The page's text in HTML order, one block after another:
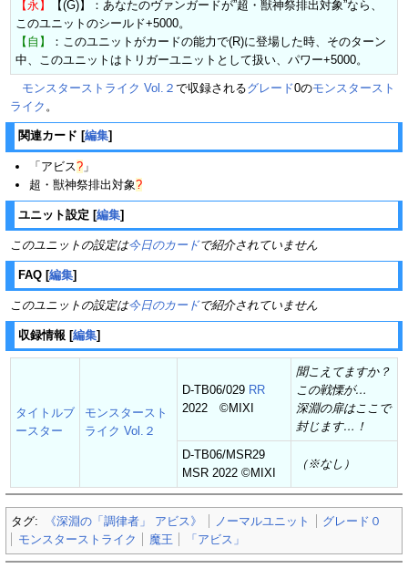
【永】
【(G)】：あなたのヴァンガードが”超・獣神祭排出対象”なら、
このユニットのシールド+5000。
【自】
：このユニットがカードの能力で(R)に登場した時、そのターン
中、このユニットはトリガーユニットとして扱い、パワー+5000。
モンスターストライク Vol.２ で収録されるグレード0のモンスタースト
ライク 。
関連カード [編集]
「 アビス? 」
超・獣神祭排出対象?
ユニット設定 [編集]
このユニットの設定は今日のカードで紹介されていません
FAQ [編集]
このユニットの設定は今日のカードで紹介されていません
収録情報 [編集]
タイトルブ
ースター
モンスタースト
ライク Vol.２
D-TB06/029 RR
2022 ©MIXI
聞こえてますか？
この戦慄が…
深淵の扉はここで
封じます…！
D-TB06/MSR29
MSR 2022 ©MIXI
（※なし）
タグ: 《深淵の「調律者」 アビス》 ノーマルユニット
グレード０
モンスターストライク
魔王 「アビス」